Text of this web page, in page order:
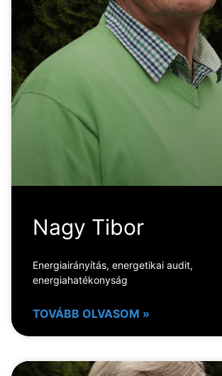
Nagy Tibor
Energiairányítás, energetikai audit,
energiahatékonyság
TOVÁBB OLVASOM »